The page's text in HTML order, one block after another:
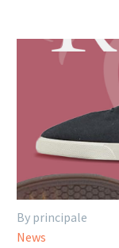
By principale
News